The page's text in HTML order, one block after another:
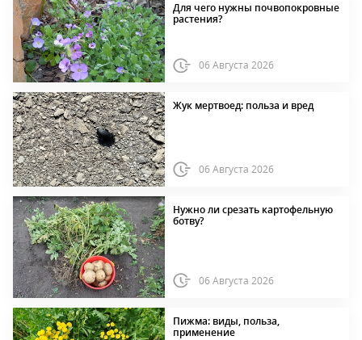
Для чего нужны почвопокровные
растения?
06 Августа 2026
Жук мертвоед: польза и вред
06 Августа 2026
Нужно ли срезать картофельную
ботву?
06 Августа 2026
Пижма: виды, польза,
применение